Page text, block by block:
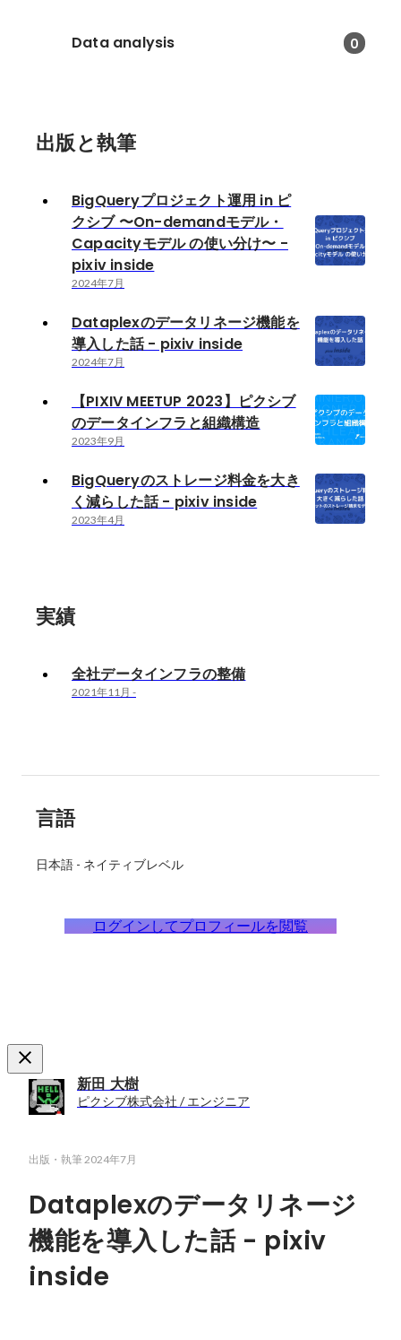
Data analysis 0
出版と執筆
BigQueryプロジェクト運用 in ピ
クシブ 〜On-demandモデル・
Capacityモデル の使い分け〜 -
pixiv inside
2024年7月
Dataplexのデータリネージ機能を
導入した話 - pixiv inside
2024年7月
【PIXIV MEETUP 2023】ピクシブ
のデータインフラと組織構造
2023年9月
BigQueryのストレージ料金を大き
く減らした話 - pixiv inside
2023年4月
実績
全社データインフラの整備
2021年11月 -
言語
日本語 - ネイティブレベル
ログインしてプロフィールを閲覧
新田 大樹
ピクシブ株式会社 / エンジニア
出版・執筆2024年7月
Dataplexのデータリネージ
機能を導入した話 - pixiv
inside